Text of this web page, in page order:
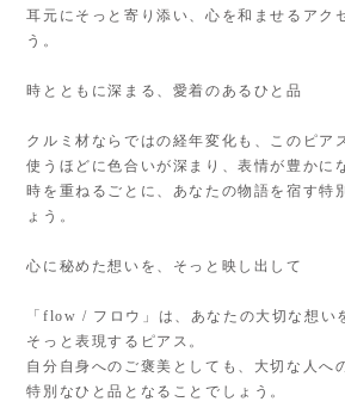
耳元にそっと寄り添い、心を和ませるアク
う。
時とともに深まる、愛着のあるひと品
クルミ材ならではの経年変化も、このピア
使うほどに色合いが深まり、表情が豊かに
時を重ねるごとに、あなたの物語を宿す特
ょう。
心に秘めた想いを、そっと映し出して
「flow / フロウ」は、あなたの大切な想い
そっと表現するピアス。
自分自身へのご褒美としても、大切な人へ
特別なひと品となることでしょう。